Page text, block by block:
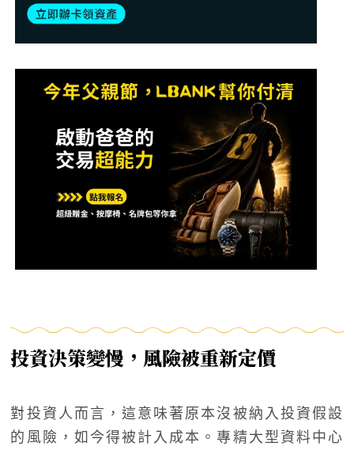
投資決策變慢，風險被重新定價
對投資人而言，這意味著原本沒被納入投資假設
的風險，如今得被計入成本。專精大型資料中心